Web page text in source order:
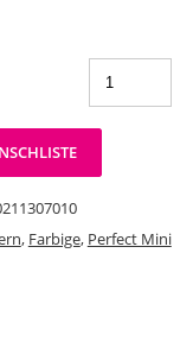
, Farbige, Perfect Mini